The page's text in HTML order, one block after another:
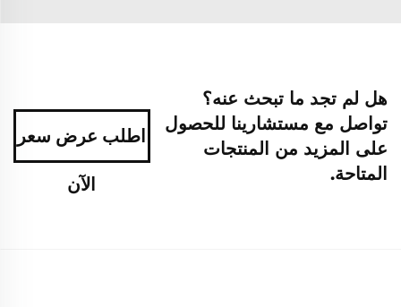
هل لم تجد ما تبحث عنه؟
تواصل مع مستشارينا للحصول
على المزيد من المنتجات
المتاحة.
اطلب عرض سعر
الآن